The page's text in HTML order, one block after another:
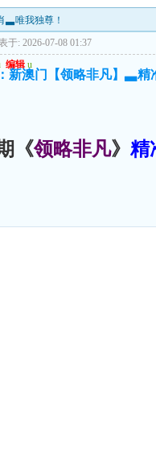
▃唯我独尊！
于: 2026-07-08 01:37
编辑 u
新澳门【领略非凡】▃
《领略非凡》 精